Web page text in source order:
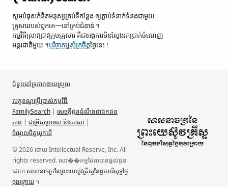
សូម​បំផុស​គំនិត​មនុស្ស​គ្រប់ទី​កន្លែង ឲ្យ​ភ្ជាប់​ទំនាក់ទំនង​ជាមួយ​
គ្រួសារ​របស់​ពួកគេ—នៅ​គ្រប់​ជំនាន់ ។
កម្មវិធី​ស្រាវជ្រាវ​ក្រុមគ្រួសារ គឺជា​អង្គការ​មិន​ស្វែង​រក​ប្រាក់​ចំណេញ​
អន្តរជាតិ​មួយ ។បរិច្ចាគឬស្ម័គ្រចិត្តថ្ងៃនេះ !
ជំនួយ​គាំទ្រ​ភាពងាយស្រួល
លក្ខខណ្ឌ​ប្រើប្រាស់​កម្មវិធី
FamilySearch | សេចក្តីជូនដំណឹង​ជា​ឯកជន
ភាព | ជម្រើស​ប្រទេស និង​ភាសា |
ចំណូលចិត្ត​ឃុកឃី
© 2026 ដោយ Intellectual Reserve, Inc. All
rights reserved. សេវ��កម្ម​ដែល​បាន​ផ្ដល់​ជូន​
ដោយ សាសនាចក្រ​នៃ​ព្រះយេស៊ូវ​គ្រីស្ទ​នៃ​ពួកបរិសុទ្ធ​ថ្ងៃ​
ចុងក្រោយ ។